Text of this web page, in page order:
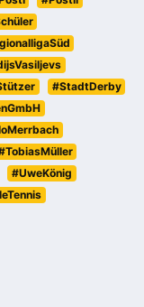
#StadtDerby
#UweKönig